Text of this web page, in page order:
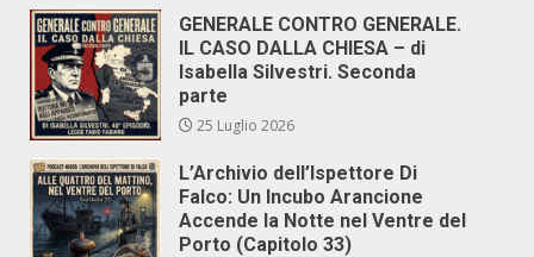
GENERALE CONTRO GENERALE.
IL CASO DALLA CHIESA – di
Isabella Silvestri. Seconda
parte
25 Luglio 2026
L’Archivio dell’Ispettore Di
Falco: Un Incubo Arancione
Accende la Notte nel Ventre del
Porto (Capitolo 33)